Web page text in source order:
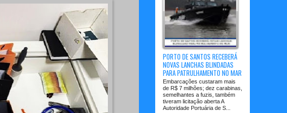
PORTO DE SANTOS RECEBERÁ
NOVAS LANCHAS BLINDADAS
PARA PATRULHAMENTO NO MAR
Embarcações custaram mais
de R$ 7 milhões; dez carabinas,
semelhantes a fuzis, também
tiveram licitação aberta A
Autoridade Portuária de S...